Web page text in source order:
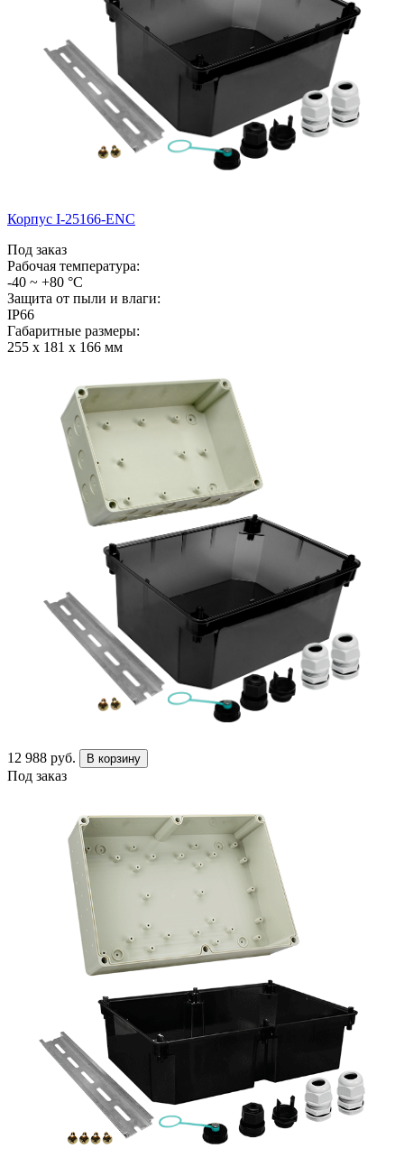
Корпус I-25166-ENC
Под заказ
Рабочая температура:
-40 ~ +80 °С
Защита от пыли и влаги:
IP66
Габаритные размеры:
255 x 181 x 166 мм
12 988 руб. В корзину
Под заказ